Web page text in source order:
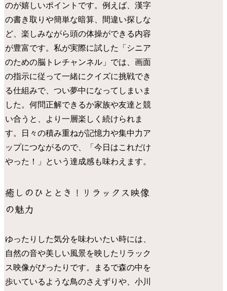
のが嬉しいポイントです。例えば、漢字
の書き取りや簡単な暗算、間違い探しな
ど、楽しみながら頭の体操ができる内容
が豊富です。私が実際に試した「シニア
のための脳トレチャンネル」では、画面
の指示に従って一緒にクイズに挑戦でき
る仕組みで、つい夢中になってしまいま
した。何問正解できるか家族や友達と競
い合うと、より一層楽しく続けられま
す。日々の積み重ねが記憶力や集中力ア
ップにつながるので、「今日はこれだけ
やった！」という達成感も味わえます。
癒しのひととき！リラックス映像
の魅力
ゆったりした気分を味わいたい時には、
自然の音や美しい風景を映したリラック
ス映像がぴったりです。まるで森の中を
歩いているような鳥のさえずりや、小川